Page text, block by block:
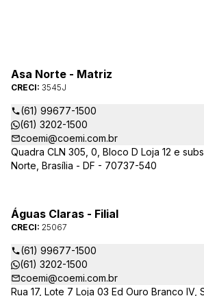
Asa Norte - Matriz
CRECI: 3545J
(61) 99677-1500
(61) 3202-1500
coemi@coemi.com.br
Quadra CLN 305, 0, Bloco D Loja 12 e
Norte, Brasília - DF - 70737-540
Águas Claras - Filial
CRECI: 25067
(61) 99677-1500
(61) 3202-1500
coemi@coemi.com.br
Rua 17, Lote 7 Loja 03 Ed Ouro Branco IV,